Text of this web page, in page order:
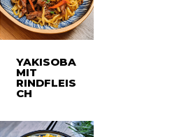
YAKISOBA
MIT
RINDFLEIS
CH